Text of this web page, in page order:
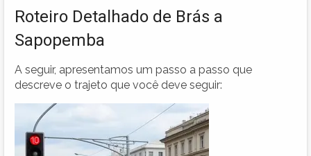
Roteiro Detalhado de Brás a
Sapopemba
A seguir, apresentamos um passo a passo que
descreve o trajeto que você deve seguir: